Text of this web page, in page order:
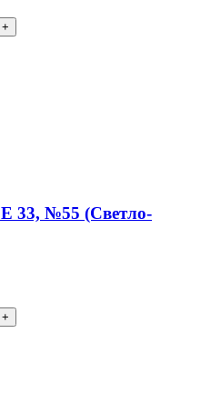
33, №55 (Светло-